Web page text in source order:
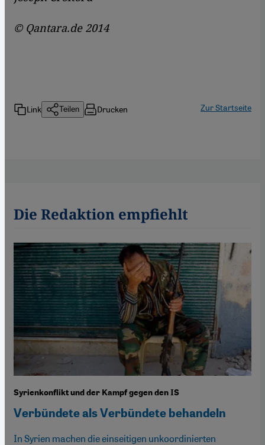
© Qantara.de 2014
Link Teilen Drucken Zur Startseite
Die Redaktion empfiehlt
Syrienkonflikt und der Kampf gegen den IS
Verbündete als Verbündete behandeln
In Syrien machen die einseitigen unkoordinierten